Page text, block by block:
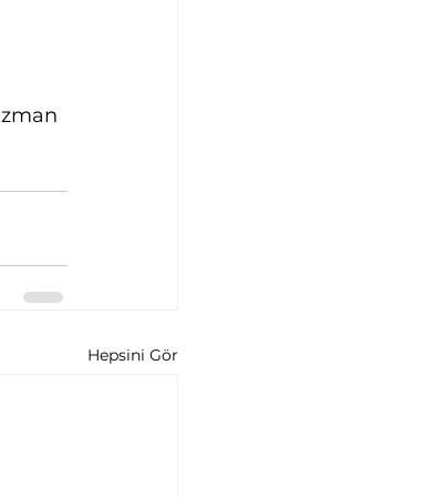
Hepsini Gör